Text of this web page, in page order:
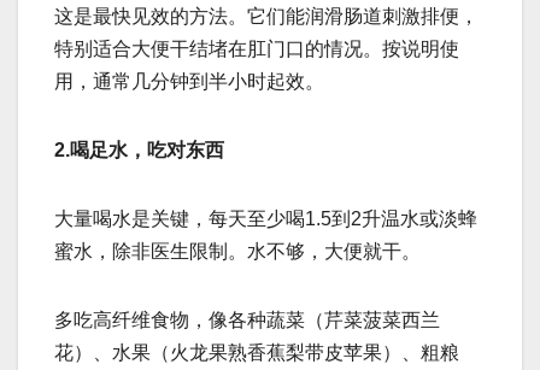
这是最快见效的方法。它们能润滑肠道刺激排便，
特别适合大便干结堵在肛门口的情况。按说明使
用，通常几分钟到半小时起效。
2.喝足水，吃对东西
大量喝水是关键，每天至少喝1.5到2升温水或淡蜂
蜜水，除非医生限制。水不够，大便就干。
多吃高纤维食物，像各种蔬菜（芹菜菠菜西兰
花）、水果（火龙果熟香蕉梨带皮苹果）、粗粮